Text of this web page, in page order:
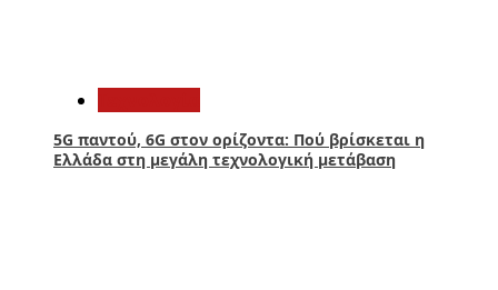
5G παντού, 6G στον ορίζοντα: Πού βρίσκεται η
Ελλάδα στη μεγάλη τεχνολογική μετάβαση